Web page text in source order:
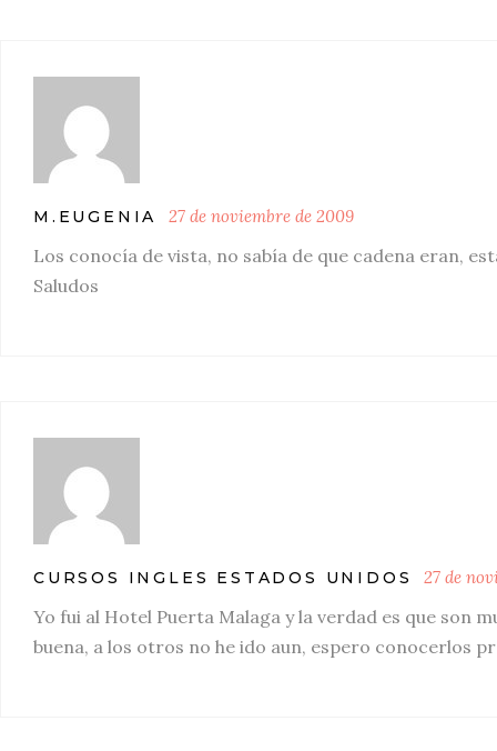
M.EUGENIA 27 de noviembre de 2009
Los conocía de vista, no sabía de que cadena eran,
Saludos
CURSOS INGLES ESTADOS UNIDOS 27 de
Yo fui al Hotel Puerta Malaga y la verdad es que son
buena, a los otros no he ido aun, espero conocerlos